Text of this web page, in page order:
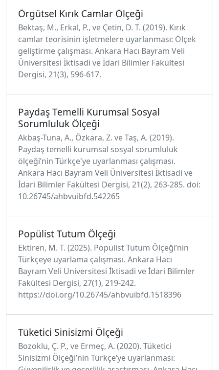
Örgütsel Kırık Camlar Ölçeği
Bektaş, M., Erkal, P., ve Çetin, D. T. (2019). Kırık
camlar teorisinin işletmelere uyarlanması: Ölçek
geliştirme çalışması. Ankara Hacı Bayram Veli
Üniversitesi İktisadi ve İdari Bilimler Fakültesi
Dergisi, 21(3), 596-617.
Paydaş Temelli Kurumsal Sosyal
Sorumluluk Ölçeği
Akbaş-Tuna, A., Özkara, Z. ve Taş, A. (2019).
Paydaş temelli kurumsal sosyal sorumluluk
ölçeği’nin Türkçe'ye uyarlanması çalışması.
Ankara Hacı Bayram Veli Üniversitesi İktisadi ve
İdari Bilimler Fakültesi Dergisi, 21(2), 263-285. doi:
10.26745/ahbvuibfd.542265
Popülist Tutum Ölçeği
Ektiren, M. T. (2025). Popülist Tutum Ölçeği’nin
Türkçeye uyarlama çalışması. Ankara Hacı
Bayram Veli Üniversitesi İktisadi ve İdari Bilimler
Fakültesi Dergisi, 27(1), 219-242.
https://doi.org/10.26745/ahbvuibfd.1518396
Tüketici Sinisizmi Ölçeği
Bozoklu, Ç. P., ve Ermeç, A. (2020). Tüketici
Sinisizmi Ölçeği’nin Türkçe’ye uyarlanması: